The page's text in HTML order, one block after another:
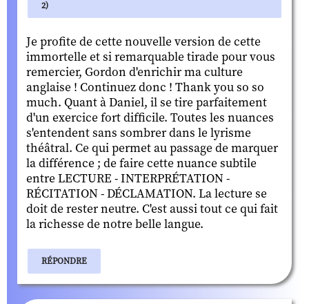
2)
Je profite de cette nouvelle version de cette
immortelle et si remarquable tirade pour vous
remercier, Gordon d'enrichir ma culture
anglaise ! Continuez donc ! Thank you so so
much. Quant à Daniel, il se tire parfaitement
d'un exercice fort difficile. Toutes les nuances
s'entendent sans sombrer dans le lyrisme
théâtral. Ce qui permet au passage de marquer
la différence ; de faire cette nuance subtile
entre LECTURE - INTERPRÉTATION -
RÉCITATION - DÉCLAMATION. La lecture se
doit de rester neutre. C'est aussi tout ce qui fait
la richesse de notre belle langue.
RÉPONDRE